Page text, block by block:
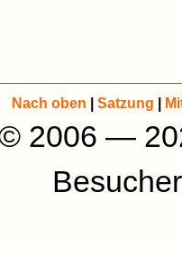
Nach oben |Satzung
2006 —